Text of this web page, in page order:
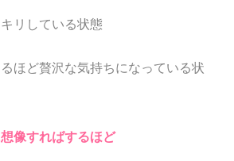
リしている状態
ほど贅沢な気持ちになっている状
像すればするほど